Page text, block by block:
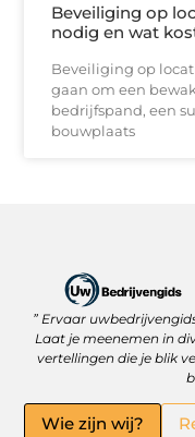
Beveiliging op
nodig en wat
Beveiliging op
gaan om een
bedrijfspand, een
bouwplaats
” Ervaar
Laat je meenemen in
vertellingen die je blik
Wie zijn wij?